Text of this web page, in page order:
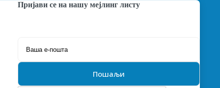
Пријави се на нашу мејлинг листу